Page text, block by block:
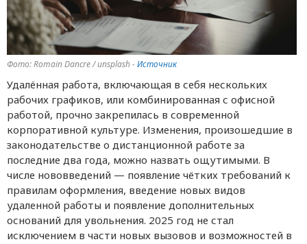
Фото: Romain Dancre / unsplash -Источник
Удалённая работа, включающая в себя нескольких
рабочих графиков, или комбинированная с офисной
работой, прочно закрепилась в современной
корпоративной культуре. Изменения, произошедшие в
законодательстве о дистанционной работе за
последние два года, можно назвать ощутимыми. В
числе нововведений — появление чётких требований к
правилам оформления, введение новых видов
удаленной работы и появление дополнительных
оснований для увольнения. 2025 год не стал
исключением в части новых вызовов и возможностей в